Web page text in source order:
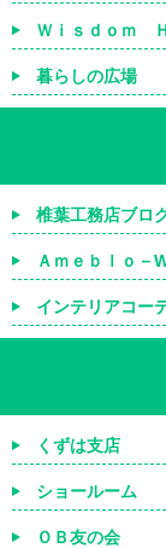
Ｗｉｓｄｏｍ
暮らしの広場
椎葉工務店ブロ
Ａｍｅｂｌｏ
インテリアコー
くずは支店
ショールーム
ＯＢ友の会